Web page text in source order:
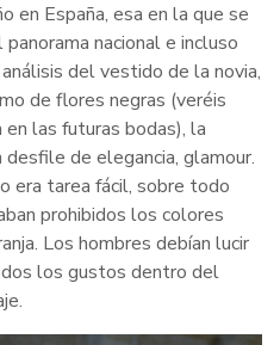
en España, esa en la que se
nacional e incluso
del vestido de la novia,
de flores negras (veréis
las futuras bodas), la
de elegancia, glamour.
era tarea fácil, sobre todo
prohibidos los colores
Los hombres debían lucir
los gustos dentro del